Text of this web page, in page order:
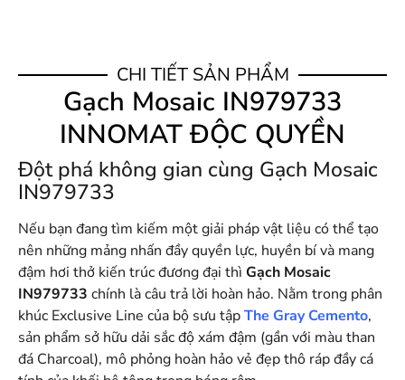
CHI TIẾT SẢN PHẨM
Gạch Mosaic IN979733
INNOMAT ĐỘC QUYỀN
Đột phá không gian cùng Gạch Mosaic
IN979733
Nếu bạn đang tìm kiếm một giải pháp vật liệu có thể tạo
nên những mảng nhấn đầy quyền lực, huyền bí và mang
đậm hơi thở kiến trúc đương đại thì Gạch Mosaic
IN979733 chính là câu trả lời hoàn hảo. Nằm trong phân
khúc Exclusive Line của bộ sưu tậpThe Gray Cemento,
sản phẩm sở hữu dải sắc độ xám đậm (gần với màu than
đá Charcoal), mô phỏng hoàn hảo vẻ đẹp thô ráp đầy cá